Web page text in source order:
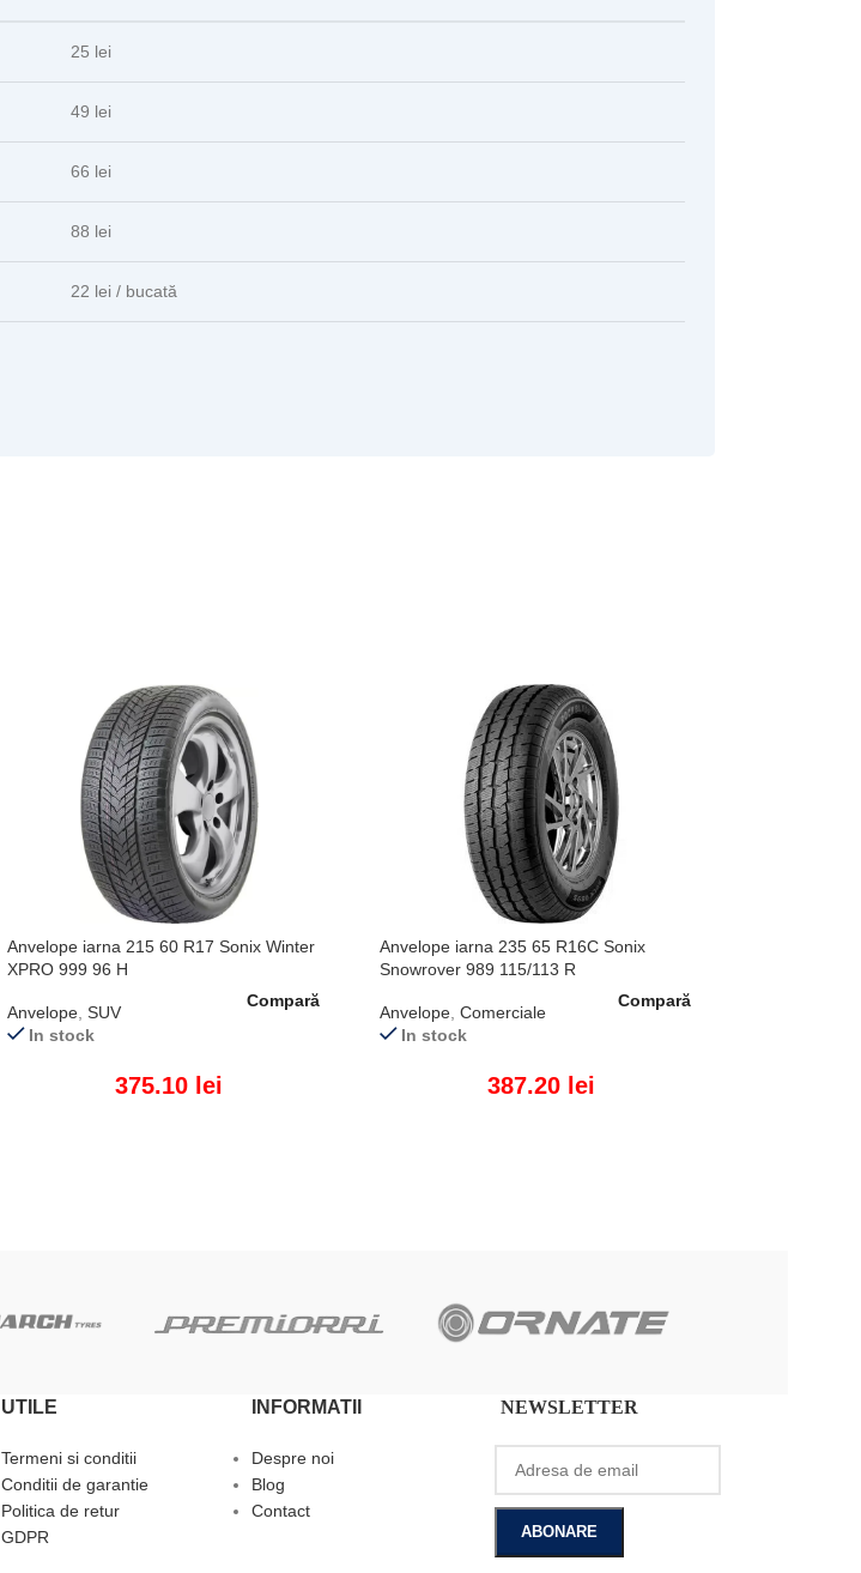
25 lei
49 lei
66 lei
88 lei
22 lei / bucată
Anvelope iarna 215 60 R17 Sonix Winter
XPRO 999 96 H
Anvelope SUV
In stock
375.10 lei
Compară
Anvelope iarna 235 65 R16C Sonix
Snowrover 989 115/113 R
Anvelope, Comerciale
In stock
387.20 lei
Compară
UTILE
Termeni si conditii
Conditii de garantie
Politica de retur
GDPR
INFORMATII
Despre noi
Blog
Contact
NEWSLETTER